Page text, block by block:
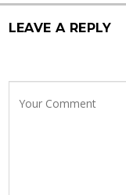
LEAVE A REPLY